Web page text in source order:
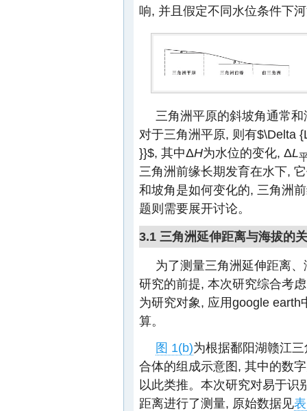
响, 并且假定不同水位条件下
三角洲平原的斜坡角通常
对于三角洲平原, 则有$\Delta
}}$, 其中ΔH为水位的变化, ΔL
三角洲前缘长期发育在水下,
和坡角是如何变化的, 三角洲
题则需要展开讨论。
3.1 三角洲延伸距离与海拔的
为了测量三角洲延伸距离
研究的前提, 本次研究综合考
为研究对象, 应用google
算。
图 1(b)为根据鄱阳湖赣江
合体的组成示意图, 其中的数
以此类推。本次研究对易于识
距离进行了测量, 原始数据见